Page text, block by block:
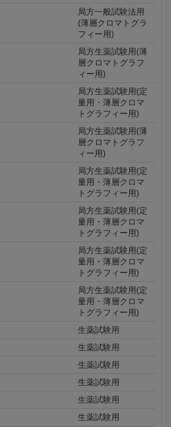
局方一般試験法用
(薄層クロマトグラ
フィー用)
局方生薬試験用(薄
層クロマトグラフ
ィー用)
局方生薬試験用(定
量用・薄層クロマ
トグラフィー用)
局方生薬試験用(薄
層クロマトグラフ
ィー用)
局方生薬試験用(定
量用・薄層クロマ
トグラフィー用)
局方生薬試験用(定
量用・薄層クロマ
トグラフィー用)
局方生薬試験用(定
量用・薄層クロマ
トグラフィー用)
局方生薬試験用(定
量用・薄層クロマ
トグラフィー用)
生薬試験用
生薬試験用
生薬試験用
生薬試験用
生薬試験用
生薬試験用